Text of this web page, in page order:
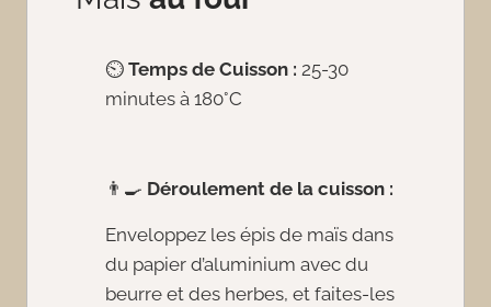
⏲️ Temps de Cuisson : 25-30
minutes à 180°C
👨‍🍳 Déroulement de la cuisson :
Enveloppez les épis de maïs dans
du papier d’aluminium avec du
beurre et des herbes, et faites-les